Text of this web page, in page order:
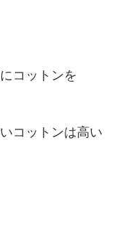
コットンを
コットンは高い